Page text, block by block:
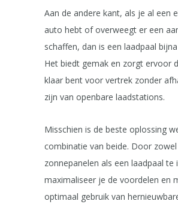
Aan de andere kant, als je al een
auto hebt of overweegt er een
schaffen, dan is een laadpaal
Het biedt gemak en zorgt ervoor
klaar bent voor vertrek zonder
zijn van openbare laadstations.
Misschien is de beste oplossing
combinatie van beide. Door zowel
zonnepanelen als een laadpaal te
maximaliseer je de voordelen en
optimaal gebruik van